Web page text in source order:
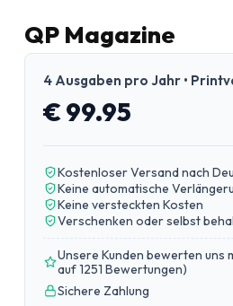
QP Magazine
4 Ausgaben pro Jahr •
€ 99.95
Kostenloser Versand nach
Keine automatische
Keine versteckten Kosten
Verschenken oder selbst
Unsere Kunden bewerten uns
auf 1251 Bewertungen)
Sichere Zahlung